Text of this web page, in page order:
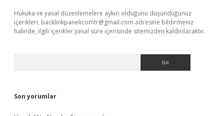
Hukuka ve yasal düzenlemelere aykırı olduğunu düşündüğünüz
içerikleri, backlinkpanelicomtr@gmail.com adresine bildirmeniz
halinde, ilgili içerikler yasal süre içerisinde sitemizden kaldırılacaktır.
Son yorumlar